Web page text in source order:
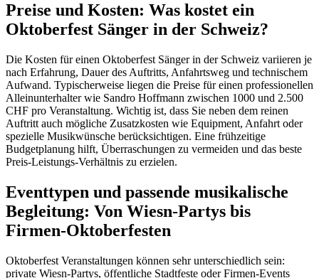
Preise und Kosten: Was kostet ein
Oktoberfest Sänger in der Schweiz?
Die Kosten für einen Oktoberfest Sänger in der Schweiz variieren je
nach Erfahrung, Dauer des Auftritts, Anfahrtsweg und technischem
Aufwand. Typischerweise liegen die Preise für einen professionellen
Alleinunterhalter wie Sandro Hoffmann zwischen 1000 und 2.500
CHF pro Veranstaltung. Wichtig ist, dass Sie neben dem reinen
Auftritt auch mögliche Zusatzkosten wie Equipment, Anfahrt oder
spezielle Musikwünsche berücksichtigen. Eine frühzeitige
Budgetplanung hilft, Überraschungen zu vermeiden und das beste
Preis-Leistungs-Verhältnis zu erzielen.
Eventtypen und passende musikalische
Begleitung: Von Wiesn-Partys bis
Firmen-Oktoberfesten
Oktoberfest Veranstaltungen können sehr unterschiedlich sein:
private Wiesn-Partys, öffentliche Stadtfeste oder Firmen-Events